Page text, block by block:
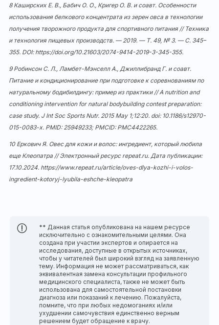
8 Каширских Е. В., Бабич О. О., Кригер О. В. и соавт. Особенности
использования белкового концентрата из зерен овса в технологии
получения творожного продукта для спортивного питания // Техника
и технология пищевых производств. — 2019. — Т. 49, № 3. — С. 345–
355. DOI: https://doi.org/10.21603/2074-9414-2019-3-345-355.
9 Робинсон С. Л., Ламбет-Мэнселл А., Джиллибранд Г. и соавт.
Питание и кондиционирование при подготовке к соревнованиям по
натуральному бодибилдингу: пример из практики // A nutrition and
conditioning intervention for natural bodybuilding contest preparation:
case study. J Int Soc Sports Nutr. 2015 May 1;12:20. doi: 10.1186/s12970-
015-0083-x. PMID: 25949233; PMCID: PMC4422265.
10 Еркович Я. Овес для кожи и волос: ингредиент, который любила
еще Клеопатра // Электронный ресурс repeat.ru. Дата публикации:
17.10.2024. https://www.repeat.ru/article/oves-dlya-kozhi-i-volos-
ingredient-kotoryj-lyubila-eshche-kleopatra
** Данная статья опубликована на нашем ресурсе
исключительно с ознакомительными целями. Она
создана при участии экспертов и опирается на
исследования, доступные в открытых источниках,
чтобы у читателей был широкий взгляд на заявленную
тему. Информация не может рассматриваться, как
эквивалентная замена консультации профильного
медицинского специалиста, также не может быть
использована для самостоятельной постановки
диагноза или показаний к лечению. Пожалуйста,
помните, что при любых недомоганиях и/или
ухудшении самочувствия единственно верным
решением будет обращение к врачу.